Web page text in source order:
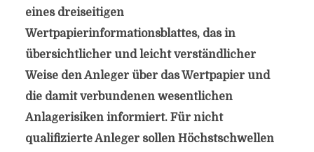
eines dreiseitigen
Wertpapierinformationsblattes, das in
übersichtlicher und leicht verständlicher
Weise den Anleger über das Wertpapier und
die damit verbundenen wesentlichen
Anlagerisiken informiert. Für nicht
qualifizierte Anleger sollen Höchstschwellen